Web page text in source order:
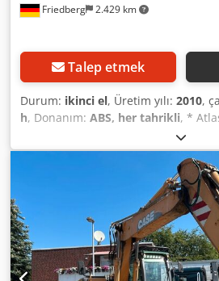
Friedberg 2.429 km
Talep etmek
Durum: ikinci el, Üretim yılı: 2010,
h, Donanım: ABS, her tahrikli, *
ekskavatör * Yıl: 2010 * Çalışma
takozlar * geri görüş kamerası *
video WhatsApp üzerinden
Bilgiler garanti verilmeden